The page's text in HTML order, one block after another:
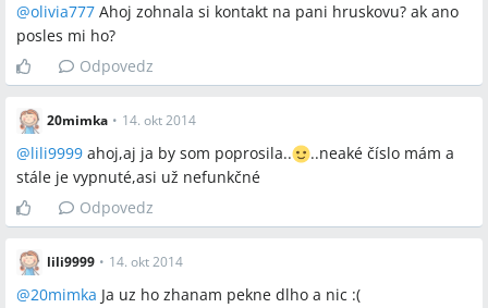
@olivia777 Ahoj zohnala si kontakt na pani hruskovu? ak ano
posles mi ho?
Odpovedz
20mimka • 14. okt 2014
@lili9999 ahoj,aj ja by som poprosila..
..neaké číslo mám a
stále je vypnuté,asi už nefunkčné
Odpovedz
lili9999 • 14. okt 2014
@20mimka Ja uz ho zhanam pekne dlho a nic :(